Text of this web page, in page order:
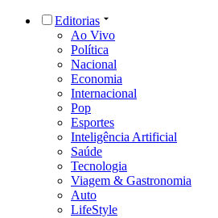
Editorias
Ao Vivo
Política
Nacional
Economia
Internacional
Pop
Esportes
Inteligência Artificial
Saúde
Tecnologia
Viagem & Gastronomia
Auto
LifeStyle